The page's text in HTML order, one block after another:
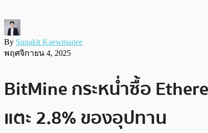
By Supakit Kaewmanee
พฤศจิกายน 4, 2025
BitMine กระหน่ำซื้อ
แตะ 2.8% ของอุปทาน